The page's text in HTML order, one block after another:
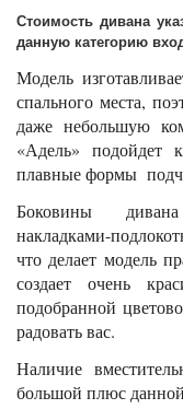
Стоимость дивана
данную категорию
Модель
спального места,
даже небольшую
«Адель» подойдет
плавные формы
Боковины
накладками-
что делает модель
создает очень
подобранной
радовать вас.
Наличие
большой плюс